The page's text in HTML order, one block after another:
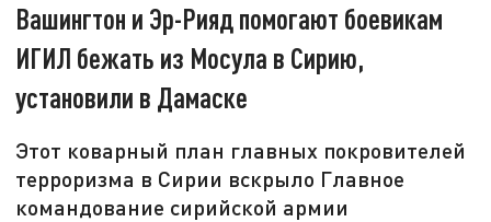
Вашингтон и Эр-Рияд помогают боевикам
ИГИЛ бежать из Мосула в Сирию,
установили в Дамаске
Этот коварный план главных покровителей
терроризма в Сирии вскрыло Главное
командование сирийской армии